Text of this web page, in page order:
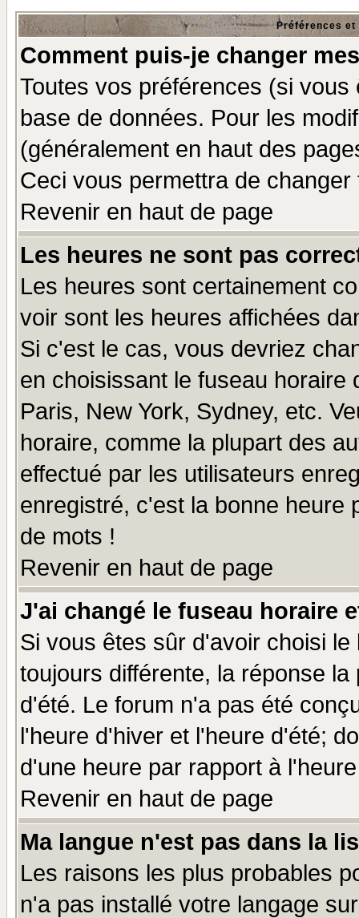
Préférences
Comment puis-je changer
Toutes vos préférences (si
base de données. Pour les
(généralement en haut des
Ceci vous permettra de
Revenir en haut de page
Les heures ne sont pas
Les heures sont certainement
voir sont les heures affichées
Si c'est le cas, vous devriez
en choisissant le fuseau
Paris, New York, Sydney, etc.
horaire, comme la plupart des
effectué par les utilisateurs
enregistré, c'est la bonne heure
de mots !
Revenir en haut de page
J'ai changé le fuseau horaire
Si vous êtes sûr d'avoir choisi
toujours différente, la réponse
d'été. Le forum n'a pas été
l'heure d'hiver et l'heure d'été;
d'une heure par rapport à
Revenir en haut de page
Ma langue n'est pas dans la
Les raisons les plus probables
n'a pas installé votre langage